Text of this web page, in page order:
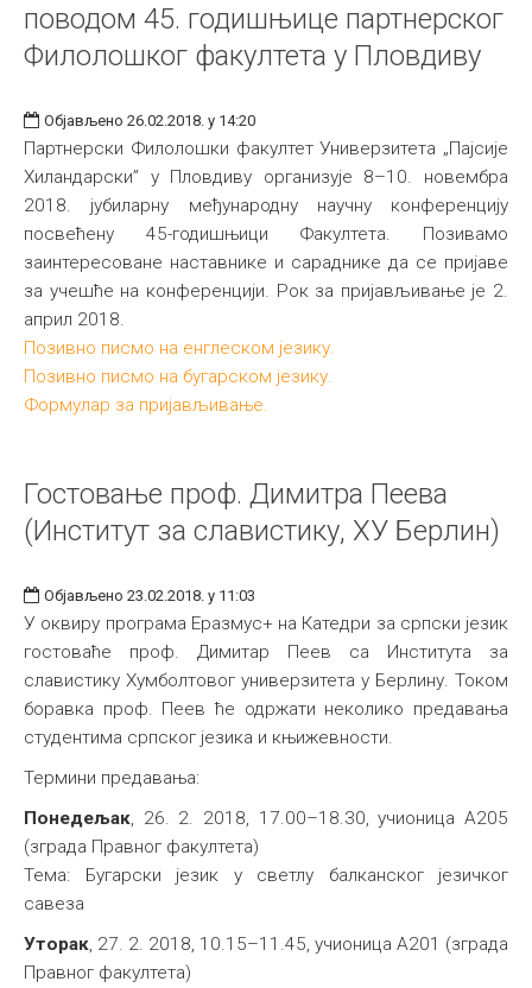
поводом 45. годишњице партнерског
Филолошког факултета у Пловдиву
Објављено 26.02.2018. у 14:20
Партнерски Филолошки факултет Универзитета „Пајсије
Хиландарски” у Пловдиву организује 8–10. новембра
2018. јубиларну међународну научну конференцију
посвећену 45-годишњици Факултета. Позивамо
заинтересоване наставнике и сараднике да се пријаве
за учешће на конференцији. Рок за пријављивање је 2.
април 2018.
Позивно писмо на енглеском језику.
Позивно писмо на бугарском језику.
Формулар за пријављивање.
Гостовање проф. Димитра Пеева
(Институт за славистику, ХУ Берлин)
Објављено 23.02.2018. у 11:03
У оквиру програма Еразмус+ на Катедри за српски језик
гостоваће проф. Димитар Пеев са Института за
славистику Хумболтовог универзитета у Берлину. Током
боравка проф. Пеев ће одржати неколико предавања
студентима српског језика и књижевности.
Термини предавања:
Понедељак , 26. 2. 2018, 17.00–18.30, учионица А205
(зграда Правног факултета)
Тема: Бугарски језик у светлу балканског језичког
савеза
Уторак , 27. 2. 2018, 10.15–11.45, учионица А201 (зграда
Правног факултета)